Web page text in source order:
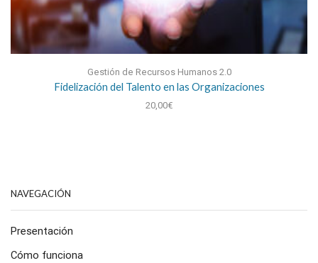
Gestión de Recursos Humanos 2.0
Fidelización del Talento en las Organizaciones
20,00€
NAVEGACIÓN
Presentación
Cómo funciona